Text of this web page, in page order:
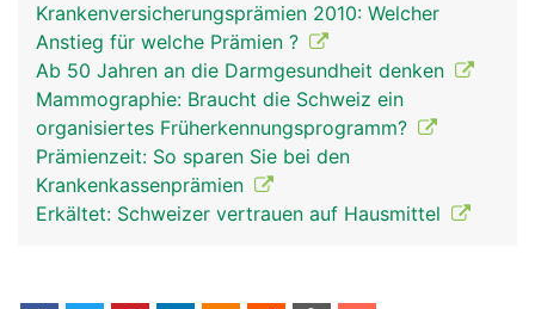
Krankenversicherungsprämien 2010: Welcher
Anstieg für welche Prämien ?
Ab 50 Jahren an die Darmgesundheit denken
Mammographie: Braucht die Schweiz ein
organisiertes Früherkennungsprogramm?
Prämienzeit: So sparen Sie bei den
Krankenkassenprämien
Erkältet: Schweizer vertrauen auf Hausmittel